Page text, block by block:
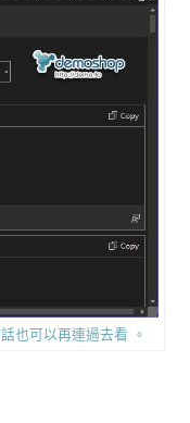
也可以再連過去看 。